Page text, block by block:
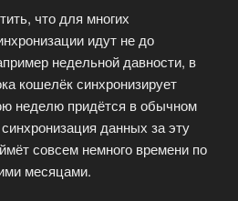
что для многих
идут не до
недельной давности, в
кошелёк синхронизирует
неделю придётся в обычном
данных за эту
совсем немного времени по
месяцами.